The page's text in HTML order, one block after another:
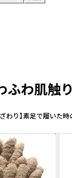
ふわ
素足で履